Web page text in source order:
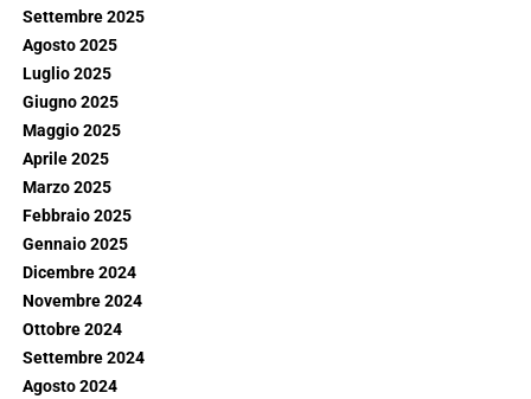
Settembre 2025
Agosto 2025
Luglio 2025
Giugno 2025
Maggio 2025
Aprile 2025
Marzo 2025
Febbraio 2025
Gennaio 2025
Dicembre 2024
Novembre 2024
Ottobre 2024
Settembre 2024
Agosto 2024